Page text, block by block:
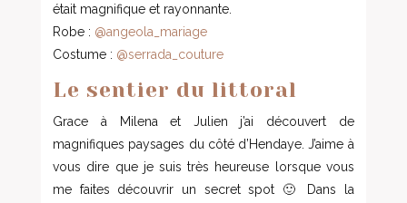
était magnifique et rayonnante.
Robe : @angeola_mariage
Costume : @serrada_couture
Le sentier du littoral
Grace à Milena et Julien j’ai découvert de
magnifiques paysages du côté d’Hendaye. J’aime à
vous dire que je suis très heureuse lorsque vous
me faites découvrir un secret spot 🙂 Dans la